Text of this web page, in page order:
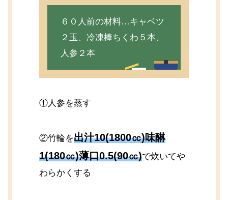
６０人前の材料…キャベツ
２玉、冷凍棒ちくわ５本、
人参２本
①人参を蒸す
②竹輪を出汁10(1800㏄)味醂
1(180㏄)薄口0.5(90㏄)で炊いてや
わらかくする